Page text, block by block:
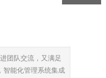
团队交流，又满足
智能化管理系统集成